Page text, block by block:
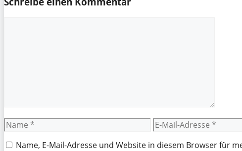
Name
E-
Mail-
Adresse
Name, E-Mail-Adresse und Website in diesem Browser für